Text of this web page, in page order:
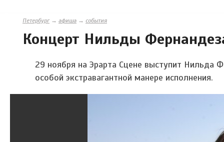
Петербург→ афиша → события
Концерт Нильды
29 ноября на Эрарта Сцене выступит Нильда
особой экстравагантной манере исполнения.